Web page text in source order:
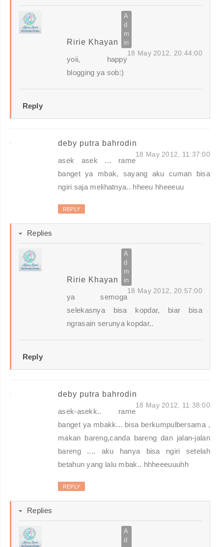
Ririe Khayan
18 May 2012, 20:44:00
yoii, happy
blogging ya sob:)
Reply
deby putra bahrodin
18 May 2012, 11:37:00
asek asek ... rame
banget ya mbak, sayang aku cuman bisa
ngiri saja melihatnya.. hheeu hheeeuu
REPLY
Replies
Ririe Khayan
18 May 2012, 20:57:00
ya semoga
selekasnya bisa kopdar, biar bisa
ngrasain serunya kopdar..
Reply
deby putra bahrodin
18 May 2012, 11:38:00
asek-asekk.. rame
banget ya mbakk... bisa berkumpulbersama ,
makan bareng,canda bareng dan jalan-jalan
bareng .... aku hanya bisa ngiri setelah
betahun yang lalu mbak.. hhheeeuuuhh
REPLY
Replies